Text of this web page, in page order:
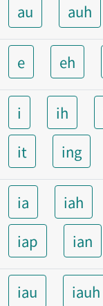
au auh
e eh
i ih
it
ing
ia iah
iap
ian
iau iauh